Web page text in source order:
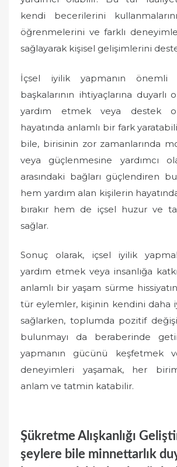
kendi becerilerini
öğrenmelerini ve farklı
sağlayarak kişisel gelişimlerini
İçsel iyilik yapmanın
başkalarının ihtiyaçlarına duyarlı
yardım etmek veya destek
hayatında anlamlı bir fark
bile, birisinin zor zamanlarında
veya güçlenmesine yardımcı
arasındaki bağları güçlendiren
hem yardım alan kişilerin
bırakır hem de içsel huzur ve
sağlar.
Sonuç olarak, içsel iyilik
yardım etmek veya insanlığa
anlamlı bir yaşam sürme
tür eylemler, kişinin kendini daha
sağlarken, toplumda pozitif
bulunmayı da beraberinde
yapmanın gücünü keşfetmek
deneyimleri yaşamak, her
anlam ve tatmin katabilir.
Şükretme Alışkanlığı
şeylere bile minnettarlık